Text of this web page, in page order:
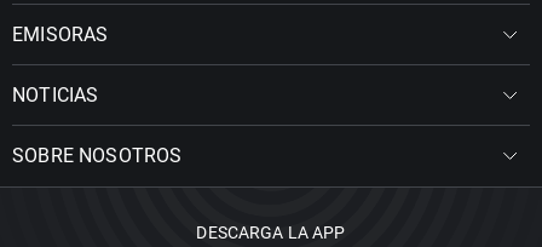
EMISORAS
NOTICIAS
SOBRE NOSOTROS
DESCARGA LA APP